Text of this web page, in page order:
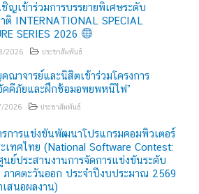
ชิญเข้าร่วมการบรรยายพิเศษระดับ
ติ INTERNATIONAL SPECIAL
SERIES 2026
2026 ประชาสัมพันธ์
ณาจารย์และนิสิตเข้าร่วมโครงการ
คคีภัยและฝึกซ้อมอพยพหนีไฟ”
2026 ประชาสัมพันธ์
รการแข่งขันพัฒนาโปรแกรมคอมพิวเตอร์
เทศไทย (National Software Contest:
นย์ประสานงานการจัดการแข่งขันระดับ
ภาคตะวันออก ประจำปีงบประมาณ 2569
สนอผลงาน)